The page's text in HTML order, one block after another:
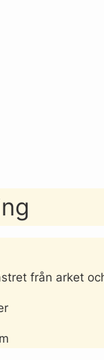
från arket